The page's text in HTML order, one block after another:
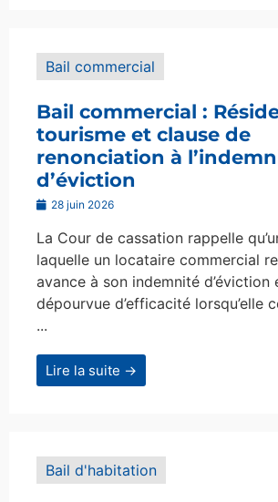
Bail commercial
Bail commercial :
tourisme et clause de
renonciation à
d’éviction
28 juin 2026
La Cour de cassation rappelle
laquelle un locataire commercial
avance à son indemnité d’éviction
dépourvue d’efficacité lorsqu’elle
...
Lire la suite →
Bail d'habitation